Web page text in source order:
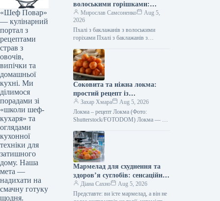
«Шеф Повар»
— кулінарний
портал з
рецептами
страв з
овочів,
випічки та
домашньої
кухні. Ми
ділимося
порадами зі
«школи шеф-
кухаря» та
оглядами
кухонної
техніки для
затишного
дому. Наша
мета —
надихати на
смачну готуку
щодня.
волоськими горішками:
покроковий рецепт із фото
Мирослав Самсоненко
Aug 5,
2026
Пхалі з баклажанів з волоськими
горіхами Пхалі з баклажанів з
Згенеровано ШІ) Пхалі з баклажанів з
волоськими…
Соковита та ніжна локма:
простий рецепт із
фотографіями
Захар Хмара
Aug 5, 2026
Локма – рецепт Локма (Фото:
Shutterstock/FOTODOM) Локма — це
стрітфуд з багаторічною історією.
Хрустка скоринка цих пончиків та…
Мармелад для схуднення та
здоров’я суглобів: сенсаційне
відкриття українських вчених
Діана Сахно
Aug 5, 2026
Представте: ви їсте мармелад, а він не